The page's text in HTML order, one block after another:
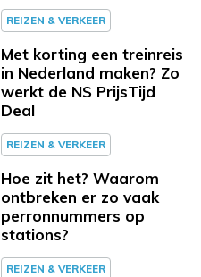
REIZEN & VERKEER
Met korting een treinreis
in Nederland maken? Zo
werkt de NS PrijsTijd
Deal
REIZEN & VERKEER
Hoe zit het? Waarom
ontbreken er zo vaak
perronnummers op
stations?
REIZEN & VERKEER